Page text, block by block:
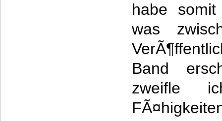
habe
was
Band
zweifle